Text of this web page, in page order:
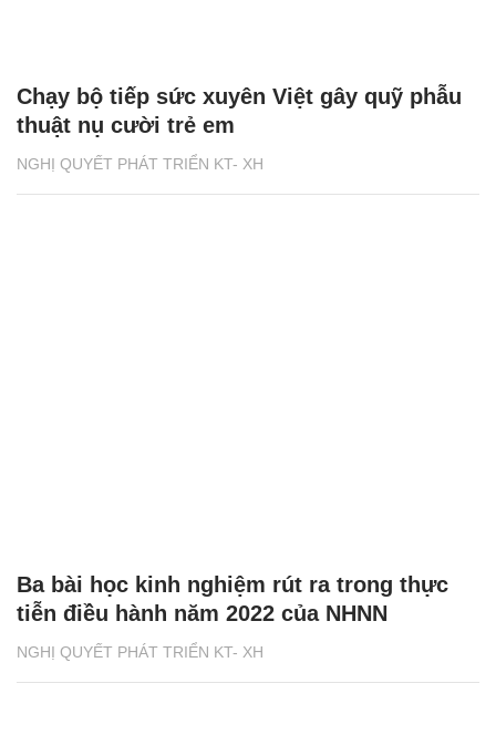
NGHỊ QUYẾT PHÁT TRIỂN KT- XH
Chạy bộ tiếp sức xuyên Việt gây quỹ phẫu
thuật nụ cười trẻ em
NGHỊ QUYẾT PHÁT TRIỂN KT- XH
Ba bài học kinh nghiệm rút ra trong thực
tiễn điều hành năm 2022 của NHNN